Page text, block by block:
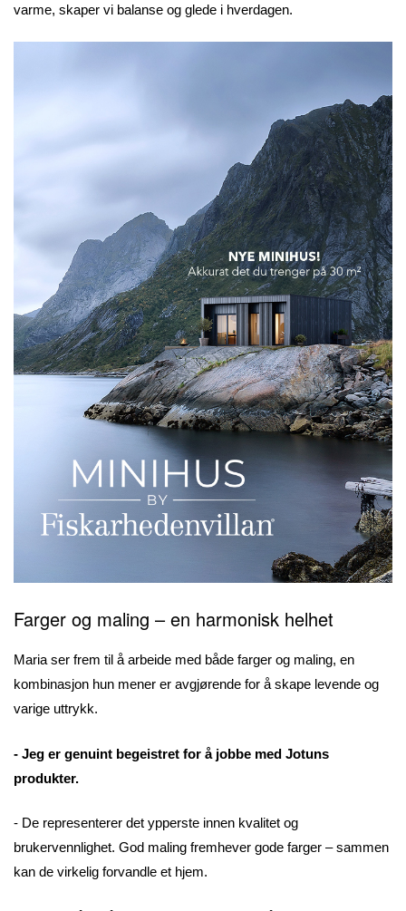
varme, skaper vi balanse og glede i hverdagen.
Farger og maling – en harmonisk helhet
Maria ser frem til å arbeide med både farger og maling, en
kombinasjon hun mener er avgjørende for å skape levende og
varige uttrykk.
- Jeg er genuint begeistret for å jobbe med Jotuns
produkter.
- De representerer det ypperste innen kvalitet og
brukervennlighet. God maling fremhever gode farger – sammen
kan de virkelig forvandle et hjem.